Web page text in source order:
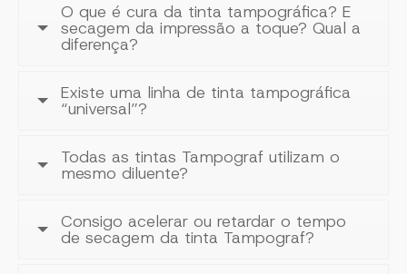
O que é cura da tinta tampográfica? E
secagem da impressão a toque? Qual a
diferença?
Existe uma linha de tinta tampográfica
“universal”?
Todas as tintas Tampograf utilizam o
mesmo diluente?
Consigo acelerar ou retardar o tempo
de secagem da tinta Tampograf?